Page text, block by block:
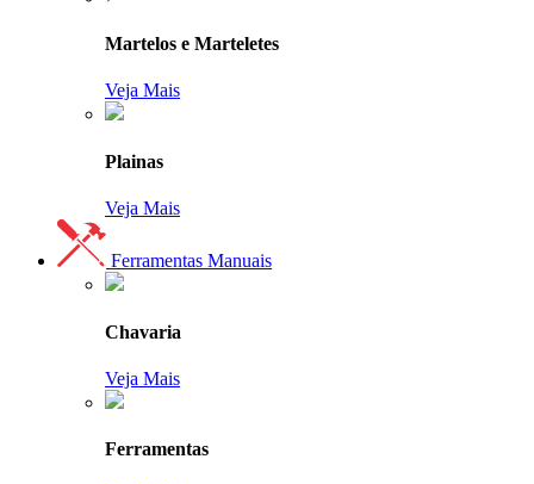
Martelos e Marteletes
Veja Mais
Plainas
Veja Mais
Ferramentas Manuais
Chavaria
Veja Mais
Ferramentas